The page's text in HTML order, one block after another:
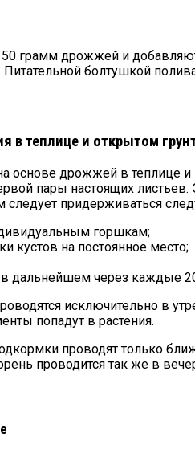
грамм дрожжей и
болтушкой
в теплице и открытом
основе дрожжей в теплице
пары настоящих
следует придерживаться
горшкам;
кустов на постоянное место;
дальнейшем через каждые
исключительно в
попадут в растения.
проводят только
проводится так же в